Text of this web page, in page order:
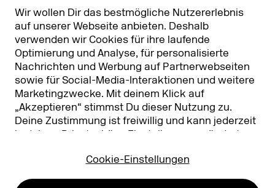
Wir wollen Dir das bestmögliche Nutzererlebnis
auf unserer Webseite anbieten. Deshalb
verwenden wir Cookies für ihre laufende
Optimierung und Analyse, für personalisierte
Nachrichten und Werbung auf Partnerwebseiten
sowie für Social-Media-Interaktionen und weitere
Marketingzwecke. Mit deinem Klick auf
„Akzeptieren“ stimmst Du dieser Nutzung zu.
Deine Zustimmung ist freiwillig und kann jederzeit
in deinen Privatsphäre-Einstellungen
geändert
Nutzung findest Du in unserer
Cookie-Einstellungen
Partner & Sponsoren DMEXCO Asia
Koelnmesse GmbH
T. +49 221 821 2020